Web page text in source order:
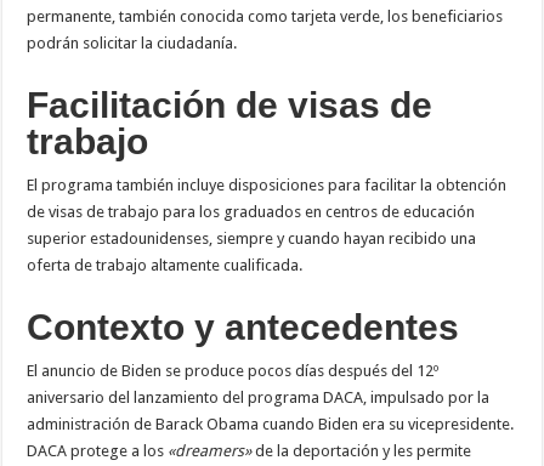
permanente, también conocida como tarjeta verde, los beneficiarios
podrán solicitar la ciudadanía.
Facilitación de visas de
trabajo
El programa también incluye disposiciones para facilitar la obtención
de visas de trabajo para los graduados en centros de educación
superior estadounidenses, siempre y cuando hayan recibido una
oferta de trabajo altamente cualificada.
Contexto y antecedentes
El anuncio de Biden se produce pocos días después del 12º
aniversario del lanzamiento del programa DACA, impulsado por la
administración de Barack Obama cuando Biden era su vicepresidente.
DACA protege a los «dreamers»de la deportación y les permite